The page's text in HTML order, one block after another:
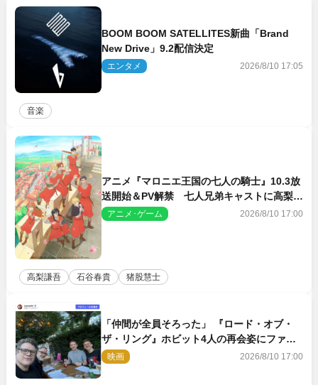
BOOM BOOM SATELLITES新曲「Brand
New Drive」9.2配信決定
エンタメ 2026/8/10 17:05
音楽
アニメ『マロニエ王国の七人の騎士』10.3放
送開始＆PV解禁 七人兄弟キャストに高梨謙
吾、川島零士ら
アニメ･ゲーム 2026/8/10 17:00
高梨謙吾 石谷春貴 猪股慧士
「仲間が全員そろった」 『ロード・オブ・
ザ・リング』ホビット4人の再会姿にファン
感激
映画 2026/8/10 17:00